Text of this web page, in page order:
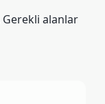
Gerekli alanlar